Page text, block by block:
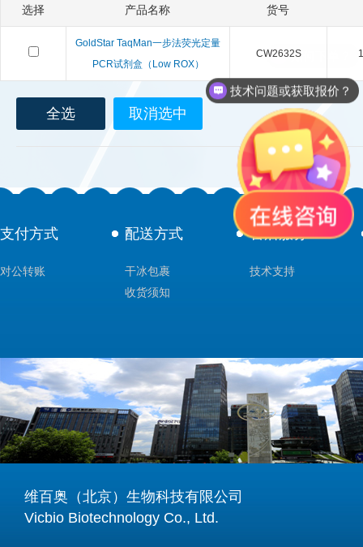
Biotez Berlin Diametra
Berry & Associates Zedira
LGC Maine Standards Biolife
AbD Serotec
选择 产品名称 货号
GoldStar TaqMan一步法荧光定量
PCR试剂盒（Low ROX）
CW2632S
全选 取消选中
支付方式
对公转账
配送方式
干冰包裹
收货须知
售后服务
技术支持
维百奥（北京）生物科技有限公司
Vicbio Biotechnology Co., Ltd.
技术问题或获取报价？